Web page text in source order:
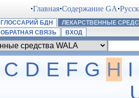
·Главная·Содержание GA·
ГЛОССАРИЙ БДН
ЛЕКАРСТВЕННЫЕ
ОБРАТНАЯ СВЯЗЬ
ВХОД
C D E F G H I